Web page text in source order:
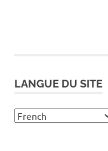
LANGUE DU SITE